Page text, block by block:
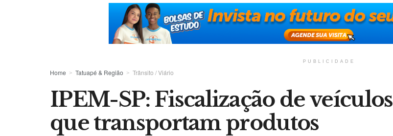
PUBLICIDADE
Home Tatuapé & Região Trânsito / Viário
IPEM-SP: Fiscalização de veículos
que transportam produtos